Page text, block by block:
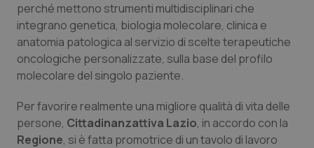
Lombardia
Marche
Molise
Piemonte
Dolore
Donna & Salute
Epatiti
HIV
perché mettono strumenti multidisciplinari che
integrano genetica, biologia molecolare, clinica e
anatomia patologica al servizio di scelte terapeutiche
oncologiche personalizzate, sulla base del profilo
molecolare del singolo paziente.
Per favorire realmente una migliore qualità di vita delle
persone, Cittadinanzattiva Lazio, in accordo con la
Regione, si è fatta promotrice di un tavolo di lavoro